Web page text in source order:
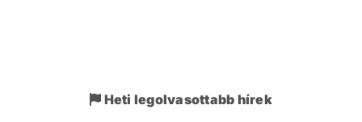
Heti legolvasottabb hírek